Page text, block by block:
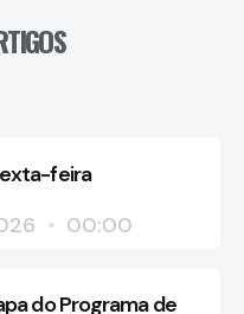
feira
00:00
do Programa de